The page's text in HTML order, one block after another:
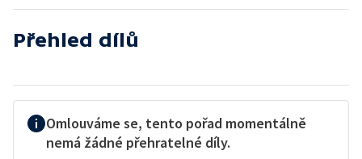
Přehled dílů
Omlouváme se, tento pořad momentálně
nemá žádné přehratelné díly.